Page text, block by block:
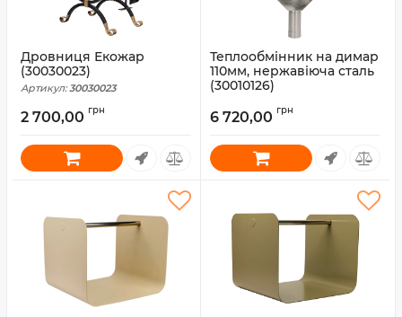
Дровниця Екожар
(30030023)
Артикул: 30030023
2 700,00 грн
Теплообмінник на димар
110мм, нержавіюча сталь
(30010126)
6 720,00 грн